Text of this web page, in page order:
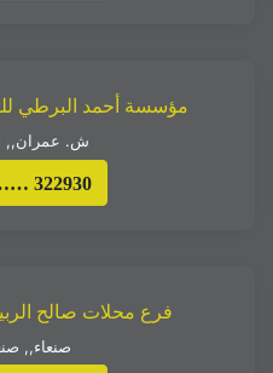
مؤسسة أحمد البرطي
ش. عمران,,
322930
فرع محلات صالح
صنعاء,,